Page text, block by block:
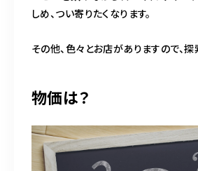
しめ、つい寄りたくなります。
その他、色々とお店がありますので、探
物価は？